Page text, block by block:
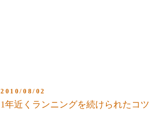
2010/08/02
1年近くランニングを続けられたコツ